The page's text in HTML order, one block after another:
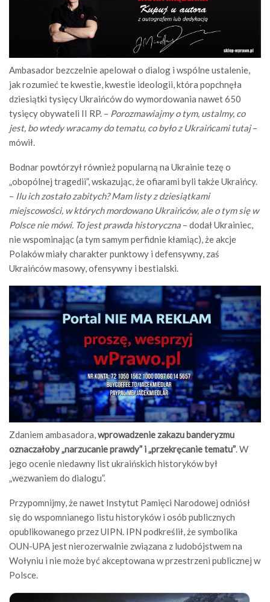
Ambasador bezczelnie apelował o dialog i wspólne ustalenie,
jak rozumieć te kwestie, kwestie ideologii, która popchnęła
dziesiątki tysięcy Ukraińców do wymordowania nawet 650
tysięcy obywateli II RP. – Porozmawiajmy o tym, ustalmy, co
jest, bo wtedy wracamy do tematu, co było z Ukraińcami tutaj–
mówił.
Bodnar powtórzył również popularną na Ukrainie tezę o
„obopólnej tragedii”, wskazując, że ofiarami byli także Ukraińcy.
– Ilu ich zostało zabitych? Mam listy z dziesiątkami
miejscowości, w których mordowano Ukraińców, ale o tym się w
Polsce nie mówi. To jest prawda historyczna – dodał Ukrainiec,
nie wspominając (a tym samym perfidnie kłamiąc), że akcje
Polaków miały charakter punktowy i defensywny, zaś
Ukraińców masowy, ofensywny i bestialski.
Zdaniem ambasadora,wprowadzenie zakazu banderyzmu
oznaczałoby „narzucanie prawdy” i „przekręcanie tematu”. W
jego ocenie niedawny list ukraińskich historyków był
„wezwaniem do dialogu”.
Przypomnijmy, że nawet Instytut Pamięci Narodowej odniósł
się do wspomnianego listu historyków i osób publicznych
opublikowanego przez UIPN. IPN podkreślił, że symbolika
OUN-UPA jest nierozerwalnie związana z ludobójstwem na
Wołyniu i nie może być akceptowana w przestrzeni publicznej w
Polsce.